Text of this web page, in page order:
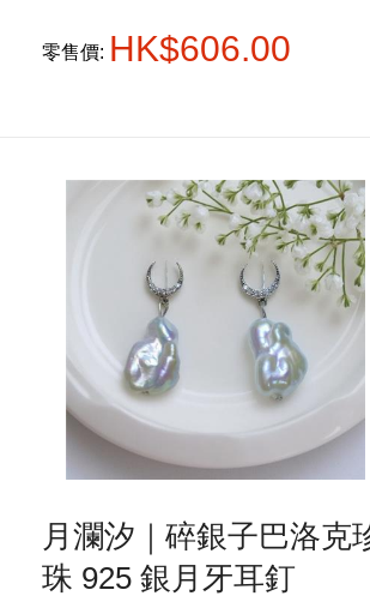
零售價: HK$606.00
月瀾汐｜碎銀子巴洛克
珠 925 銀月牙耳釘